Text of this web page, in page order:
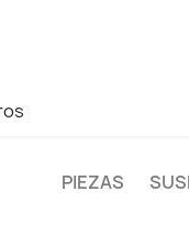
PIEZAS